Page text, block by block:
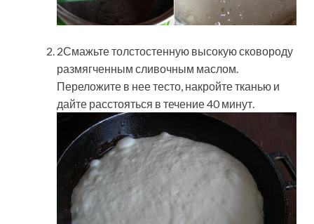
2Смажьте толстостенную высокую сковороду
размягченным сливочным маслом.
Переложите в нее тесто, накройте тканью и
дайте расстояться в течение 40 минут.